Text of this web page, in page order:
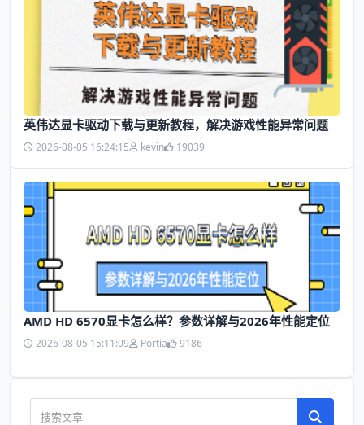
英伟达显卡驱动下载与更新教程，解决游戏性能异常问题
2026-08-05 16:24:15 kevin 19039
AMD HD 6570显卡怎么样？参数详解与2026年性能定位
2026-08-05 15:11:09 Portia 9186